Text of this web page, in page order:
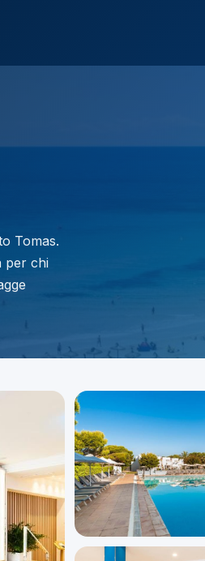
Tomas.
per chi